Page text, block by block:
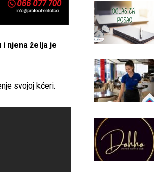
i njena želja je
svojoj kćeri.